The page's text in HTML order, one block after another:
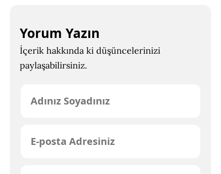
Yorum Yazın
İçerik hakkında ki düşüncelerinizi
paylaşabilirsiniz.